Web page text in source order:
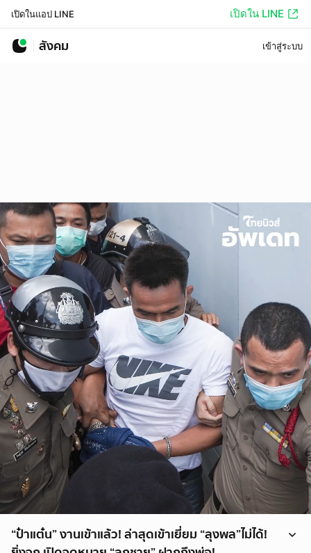
เปิดในแอป LINE เปิดใน LINE
สังคม เข้าสู่ระบบ
“ป๋าแต๋น” งานเข้าแล้ว! ล่าสุดเข้าเยี่ยม “ลุงพล”ไม่ได้!